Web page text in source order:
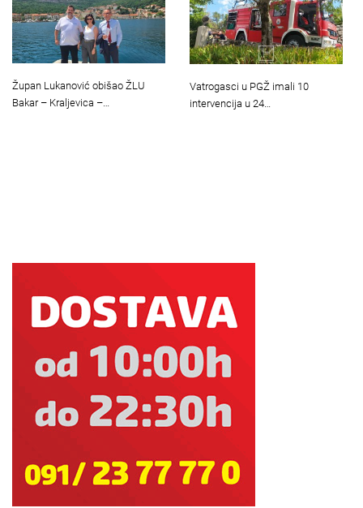
Župan Lukanović obišao ŽLU
Bakar – Kraljevica –…
Vatrogasci u PGŽ imali 10
intervencija u 24…